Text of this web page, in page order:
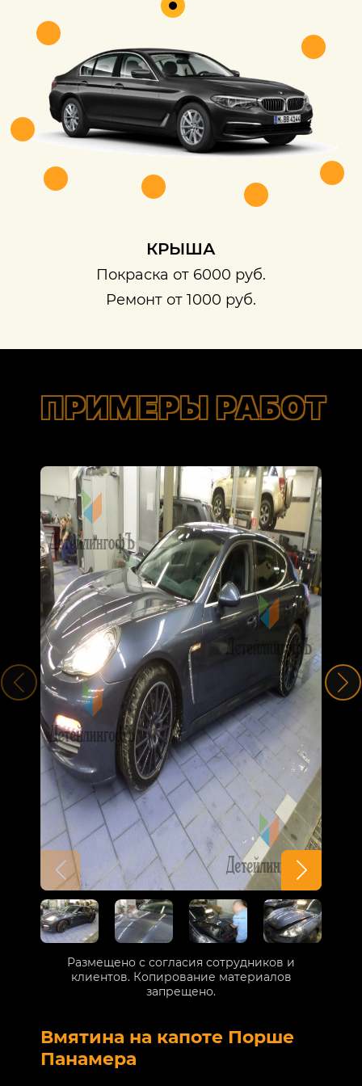
КРЫША
Покраска от 6000 руб.
Ремонт от 1000 руб.
ПРИМЕРЫ РАБОТ
Вмятина на капоте Порше
Панамера
Размещено с согласия сотрудников и
клиентов. Копирование материалов
запрещено.